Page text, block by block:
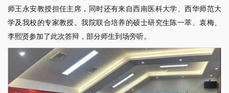
师王永安教授担任主席，同时还有来自西南医科大学、西华师范大
学及我校的专家教授。我院联合培养的硕士研究生陈一萃、袁梅、
李熙贤参加了此次答辩，部分师生到场旁听。